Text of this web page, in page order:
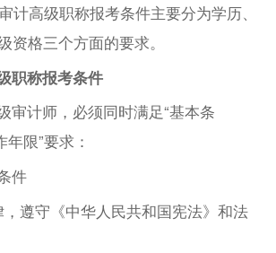
计高级职称报考条件主要分为学历、
资格三个方面的要求。
职称报考条件
审计师，必须同时满足“基本条
限”要求：
件
遵守《中华人民共和国宪法》和法